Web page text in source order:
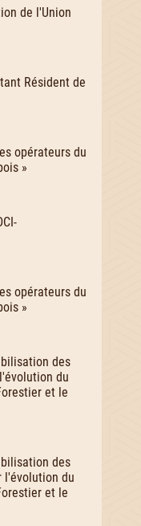
de l'Union
Résident de
opérateurs du
»
opérateurs du
»
des
du
et le
des
l'évolution du
et le